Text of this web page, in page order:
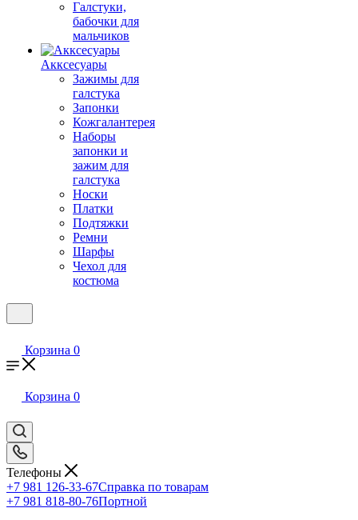
Галстуки,
бабочки для
мальчиков
Акксесуары
Зажимы для
галстука
Запонки
Кожгалантерея
Наборы
запонки и
зажим для
галстука
Носки
Платки
Подтяжки
Ремни
Шарфы
Чехол для
костюма
Корзина 0
Корзина 0
Телефоны
+7 981 126-33-67Справка по товарам
+7 981 818-80-76Портной